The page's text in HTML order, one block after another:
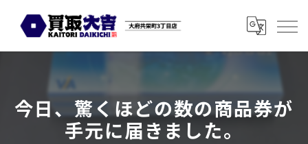
今日、驚くほどの数の商品券が
手元に届きました。